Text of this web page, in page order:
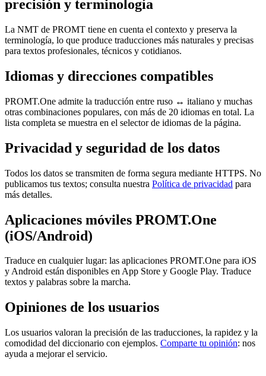
precisión y terminología
La NMT de PROMT tiene en cuenta el contexto y preserva la
terminología, lo que produce traducciones más naturales y precisas
para textos profesionales, técnicos y cotidianos.
Idiomas y direcciones compatibles
PROMT.One admite la traducción entre ruso ↔ italiano y muchas
otras combinaciones populares, con más de 20 idiomas en total. La
lista completa se muestra en el selector de idiomas de la página.
Privacidad y seguridad de los datos
Todos los datos se transmiten de forma segura mediante HTTPS. No
publicamos tus textos; consulta nuestra Política de privacidad para
más detalles.
Aplicaciones móviles PROMT.One
(iOS/Android)
Traduce en cualquier lugar: las aplicaciones PROMT.One para iOS
y Android están disponibles en App Store y Google Play. Traduce
textos y palabras sobre la marcha.
Opiniones de los usuarios
Los usuarios valoran la precisión de las traducciones, la rapidez y la
comodidad del diccionario con ejemplos. Comparte tu opinión: nos
ayuda a mejorar el servicio.